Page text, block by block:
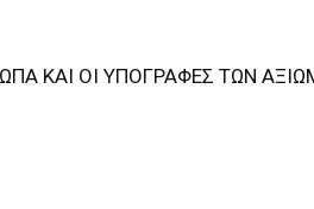
ΚΑΙ ΟΙ ΥΠΟΓΡΑΦΕΣ ΤΩΝ